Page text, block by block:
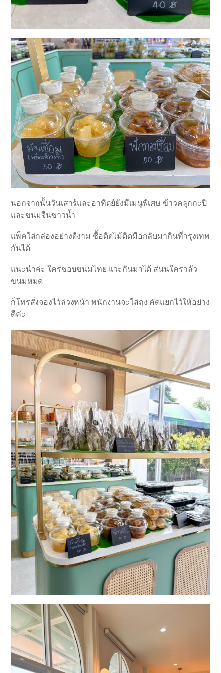
นอกจากนั้นวันเสาร์และอาทิตย์ยังมีเมนูพิเศษ ข้าวคลุกกะปิ
และขนมจีนซาวน้ำ
แพ็คใส่กล่องอย่างดีงาม ซื้อติดไม้ติดมือกลับมากินที่กรุงเทพ
กันได้
แนะนำค่ะ ใครชอบขนมไทย แวะกันมาได้ ส่นนใครกลัว
ขนมหมด
ก็โทรสั่งจองไว้ล่วงหน้า พนักงานจะใส่ถุง คัดแยกไว้ให้อย่าง
ดีค่ะ